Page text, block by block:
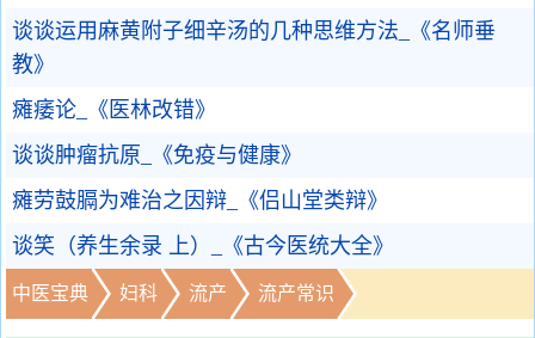
谈谈运用麻黄附子细辛汤的几种思维方法_《名师垂
教》
瘫痿论_《医林改错》
谈谈肿瘤抗原_《免疫与健康》
瘫劳鼓膈为难治之因辩_《侣山堂类辩》
谈笑（养生余录 上）_《古今医统大全》
中医宝典 妇科 流产 流产常识